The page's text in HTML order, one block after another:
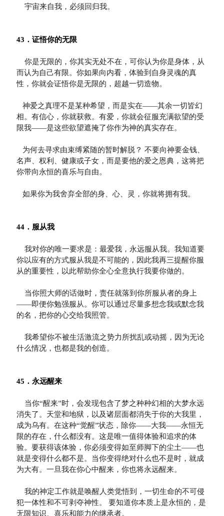
43．证悟你的无限
而认为自己有限。你如果向内看，体验到自身灵魂的真
性，你就会证悟你是无限的，超越一切造物。
相。有信心，你就获救。有爱，你就会征服充满欲望的受
限我——是这些欲望遮掩了你作为神的真实存在。
名声、权利、健康或子女，而是要他的爱之恩典，这将把
你带向永恒的喜乐与自由。
44．服从我
你以应有的方式服从我是不可能的，因此我再三提醒你服
从的重要性，以此帮助你全心全意执行我要你做的。
——即便你勉强服从。你可以通过尽量多想念我或默念我
的名，把你的心交给我照管。
什么情况，也都是我的创造。
45．永远醒来
消失了。天堂和地狱，以及诸层面都消失于你的大我里，
成为乌有。在这种“觉醒”状态，除你——大我——永恒无
限的存在，什么都没有。这是唯一值得体验和追求的体
验。要获得该体验，你必须变得如至师脚下的尘土——也
就是变得什么都不是。当你变得绝对什么也不是时，就成
为大有。一旦我在你心中醒来，你也将永远醒来。
犯一体性和不可剥夺神性。 要知道你本质上是永恒的，是